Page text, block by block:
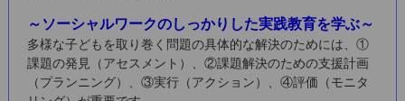
～ソーシャルワークのしっかりした実践教育を学ぶ～
多様な子どもを取り巻く問題の具体的な解決のためには、①
課題の発見（アセスメント）、②課題解決のための支援計画
（プランニング）、③実行（アクション）、④評価（モニタ